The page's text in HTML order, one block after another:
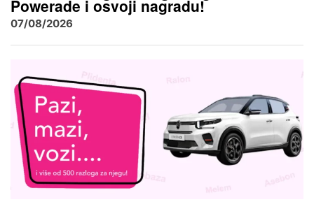
Powerade i osvoji nagradu!
07/08/2026